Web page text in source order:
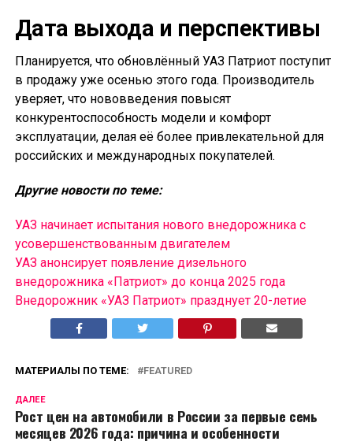
Дата выхода и перспективы
Планируется, что обновлённый УАЗ Патриот поступит
в продажу уже осенью этого года. Производитель
уверяет, что нововведения повысят
конкурентоспособность модели и комфорт
эксплуатации, делая её более привлекательной для
российских и международных покупателей.
Другие новости по теме:
УАЗ начинает испытания нового внедорожника с
усовершенствованным двигателем
УАЗ анонсирует появление дизельного
внедорожника «Патриот» до конца 2025 года
Внедорожник «УАЗ Патриот» празднует 20-летие
МАТЕРИАЛЫ ПО ТЕМЕ: FEATURED
ДАЛЕЕ
Рост цен на автомобили в России за первые семь
месяцев 2026 года: причина и особенности